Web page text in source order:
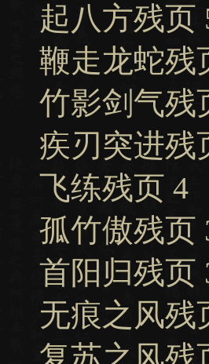
起八方残页
鞭走龙蛇残
竹影剑气残
疾刃突进残
飞练残页 4
孤竹傲残页
首阳归残页
无痕之风残